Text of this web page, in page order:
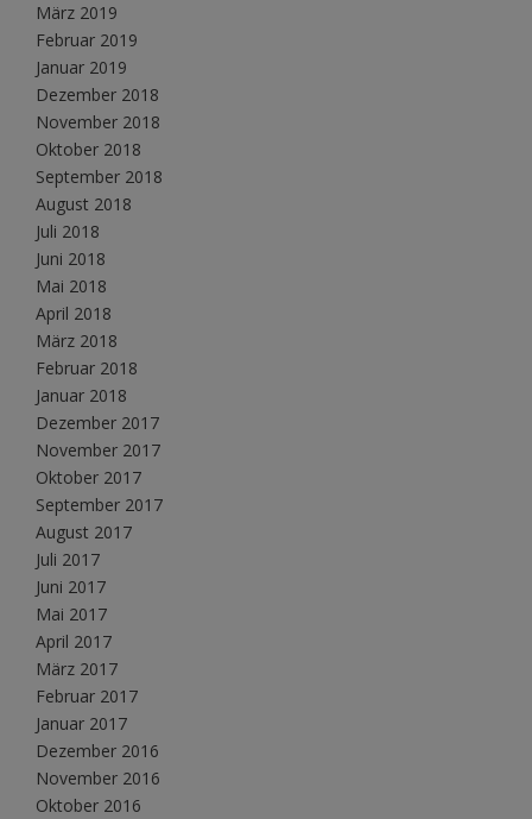
März 2019
Februar 2019
Januar 2019
Dezember 2018
November 2018
Oktober 2018
September 2018
August 2018
Juli 2018
Juni 2018
Mai 2018
April 2018
März 2018
Februar 2018
Januar 2018
Dezember 2017
November 2017
Oktober 2017
September 2017
August 2017
Juli 2017
Juni 2017
Mai 2017
April 2017
März 2017
Februar 2017
Januar 2017
Dezember 2016
November 2016
Oktober 2016